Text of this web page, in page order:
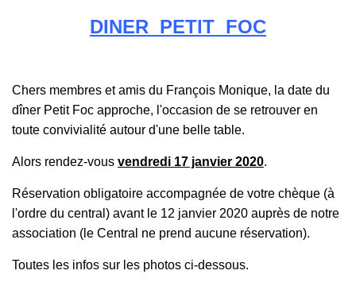
DINER PETIT FOC
Chers membres et amis du François Monique, la date du
dîner Petit Foc approche, l'occasion de se retrouver en
toute convivialité autour d'une belle table.
Alors rendez-vous vendredi 17 janvier 2020.
Réservation obligatoire accompagnée de votre chèque (à
l'ordre du central) avant le 12 janvier 2020 auprès de notre
association (le Central ne prend aucune réservation).
Toutes les infos sur les photos ci-dessous.